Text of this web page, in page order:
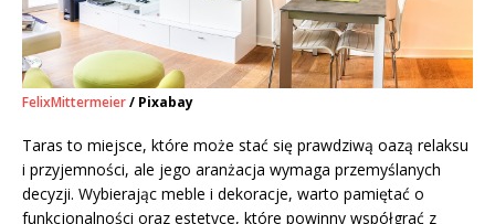
FelixMittermeier/ Pixabay
Taras to miejsce, które może stać się prawdziwą oazą relaksu
i przyjemności, ale jego aranżacja wymaga przemyślanych
decyzji. Wybierając meble i dekoracje, warto pamiętać o
funkcjonalności oraz estetyce, które powinny współgrać z